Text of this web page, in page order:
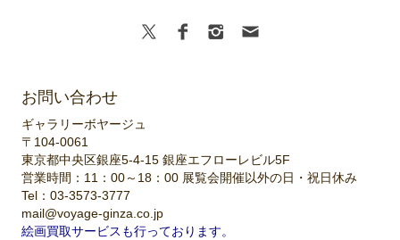
お問い合わせ
ギャラリーボヤージュ
〒104-0061
東京都中央区銀座5-4-15 銀座エフローレビル5F
営業時間：11：00～18：00 展覧会開催以外の日・祝日休み
Tel：03-3573-3777
mail@voyage-ginza.co.jp
絵画買取サービスも行っております。